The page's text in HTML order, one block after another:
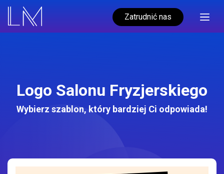
Zatrudnić nas
Logo Salonu Fryzjerskiego
Wybierz szablon, który bardziej Ci odpowiada!